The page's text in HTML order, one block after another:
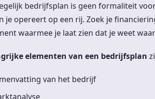
bedrijfsplan is geen formaliteit
je opereert op een rij. Zoek je
waarmee je laat zien dat je weet
elementen van een bedrijfsplan
van het bedrijf